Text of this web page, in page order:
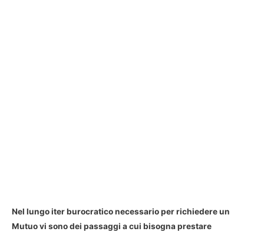
Nel lungo iter burocratico necessario per richiedere un
Mutuo vi sono dei passaggi a cui bisogna prestare